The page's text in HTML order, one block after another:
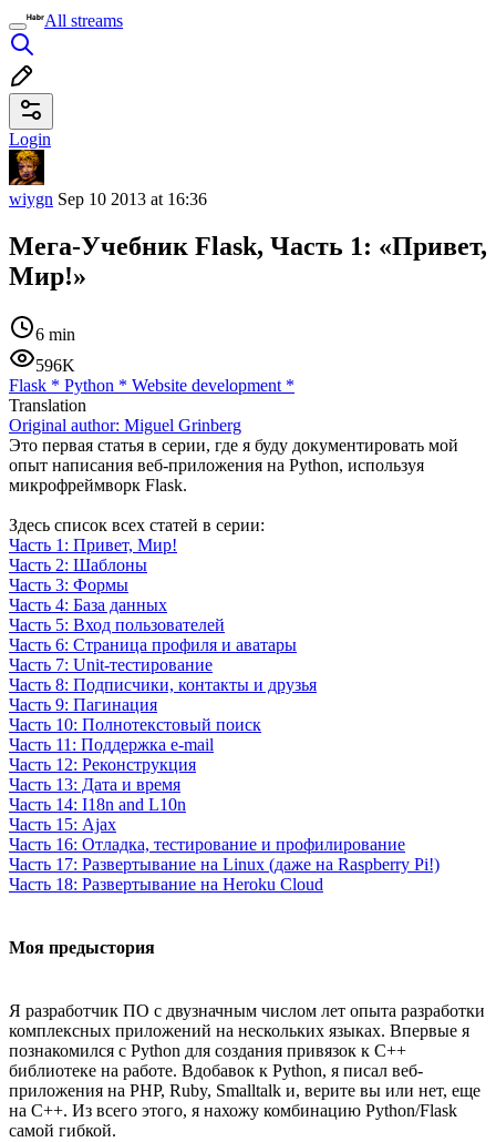
All streams
Login
wiygn Sep 10 2013 at 16:36
Мега-Учебник Flask, Часть 1: «Привет,
Мир!»
6 min
596K
Flask * Python * Website development *
Translation
Original author: Miguel Grinberg
Это первая статья в серии, где я буду документировать мой
опыт написания веб-приложения на Python, используя
микрофреймворк Flask.
Здесь список всех статей в серии:
Часть 1: Привет, Мир!
Часть 2: Шаблоны
Часть 3: Формы
Часть 4: База данных
Часть 5: Вход пользователей
Часть 6: Страница профиля и аватары
Часть 7: Unit-тестирование
Часть 8: Подписчики, контакты и друзья
Часть 9: Пагинация
Часть 10: Полнотекстовый поиск
Часть 11: Поддержка e-mail
Часть 12: Реконструкция
Часть 13: Дата и время
Часть 14: I18n and L10n
Часть 15: Ajax
Часть 16: Отладка, тестирование и профилирование
Часть 17: Развертывание на Linux (даже на Raspberry Pi!)
Часть 18: Развертывание на Heroku Cloud
Моя предыстория
Я разработчик ПО с двузначным числом лет опыта разработки
комплексных приложений на нескольких языках. Впервые я
познакомился с Python для создания привязок к C++
библиотеке на работе. Вдобавок к Python, я писал веб-
приложения на PHP, Ruby, Smalltalk и, верите вы или нет, еще
на С++. Из всего этого, я нахожу комбинацию Python/Flask
самой гибкой.